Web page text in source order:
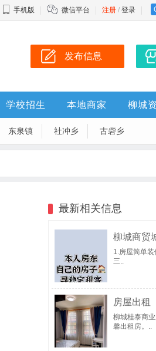
手机版 微信平台 注册 / 登录
发布信息
学校招生 本地商家 柳城
东泉镇 社冲乡 古砦乡
最新相关信息
柳城商贸
1.房屋简单
三..
房屋出租
柳城桂泰商
馨出租房。..